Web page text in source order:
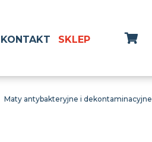
KONTAKT SKLEP
Maty antybakteryjne i dekontaminacyjne